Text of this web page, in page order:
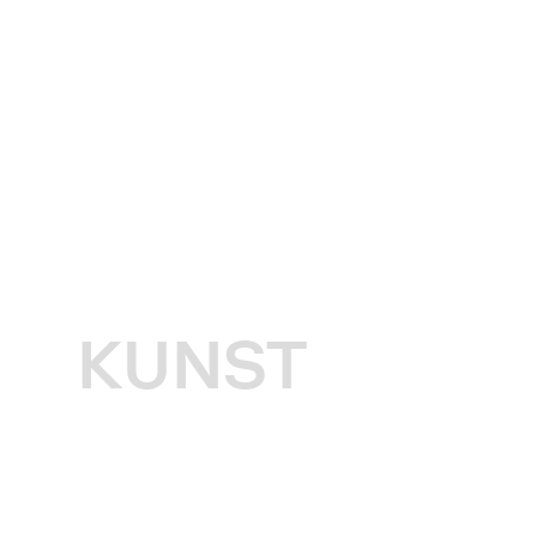
KUNST